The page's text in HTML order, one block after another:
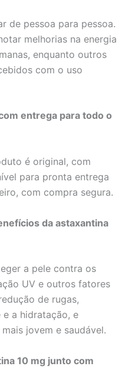
de pessoa para pessoa.
melhorias na energia
enquanto outros
com o uso
entrega para todo o
é original, com
para pronta entrega
com compra segura.
da astaxantina
a pele contra os
UV e outros fatores
de rugas,
a hidratação, e
jovem e saudável.
10 mg junto com